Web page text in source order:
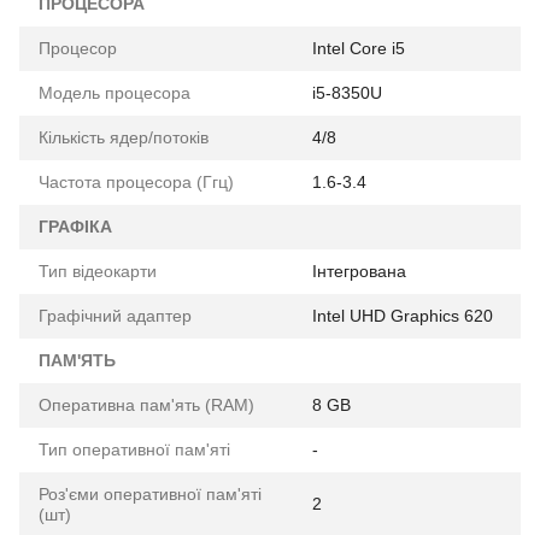
Процесор Intel Core i5
Модель процесора i5-8350U
Кількість ядер/потоків 4/8
Частота процесора (Ггц) 1.6-3.4
ГРАФІКА
Тип відеокарти Інтегрована
Графічний адаптер Intel UHD Graphics 620
ПАМ'ЯТЬ
Оперативна пам'ять (RAM) 8 GB
Тип оперативної пам'яті -
Роз'єми оперативної пам'яті
(шт)
2